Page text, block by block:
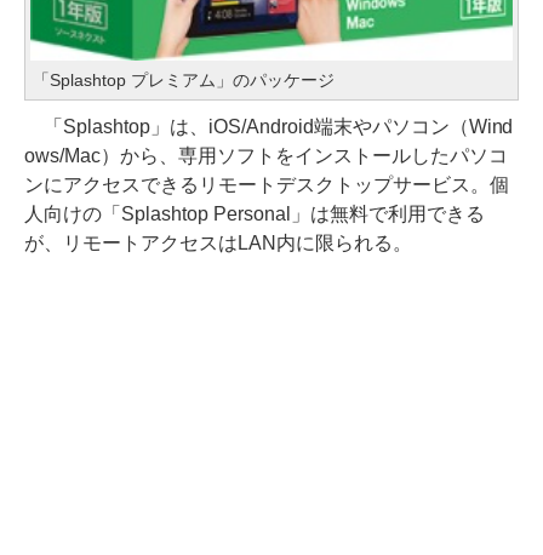
「Splashtop プレミアム」のパッケージ
「Splashtop」は、iOS/Android端末やパソコン（Wind
ows/Mac）から、専用ソフトをインストールしたパソコ
ンにアクセスできるリモートデスクトップサービス。個
人向けの「Splashtop Personal」は無料で利用できる
が、リモートアクセスはLAN内に限られる。